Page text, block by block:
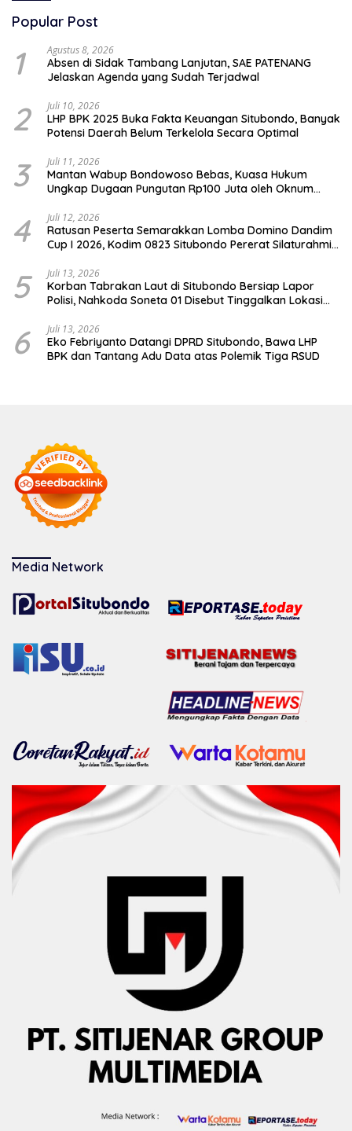
Popular Post
1 Agustus 8, 2026
Absen di Sidak Tambang Lanjutan, SAE PATENANG
Jelaskan Agenda yang Sudah Terjadwal
2 Juli 10, 2026
LHP BPK 2025 Buka Fakta Keuangan Situbondo, Banyak
Potensi Daerah Belum Terkelola Secara Optimal
3 Juli 11, 2026
Mantan Wabup Bondowoso Bebas, Kuasa Hukum
Ungkap Dugaan Pungutan Rp100 Juta oleh Oknum
4 Juli 12, 2026
Ratusan Peserta Semarakkan Lomba Domino Dandim
Cup I 2026, Kodim 0823 Situbondo Pererat Silaturahmi
5 Juli 13, 2026
Korban Tabrakan Laut di Situbondo Bersiap Lapor
Polisi, Nahkoda Soneta 01 Disebut Tinggalkan Lokasi
6 Juli 13, 2026
Eko Febriyanto Datangi DPRD Situbondo, Bawa LHP
BPK dan Tantang Adu Data atas Polemik Tiga RSUD
Media Network